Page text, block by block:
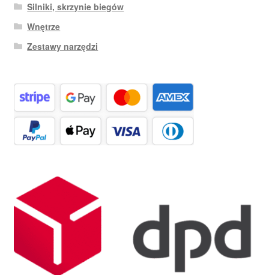
Silniki, skrzynie biegów
Wnętrze
Zestawy narzędzi